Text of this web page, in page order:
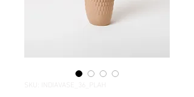
SKU: INDIAVASE_36_PLAH